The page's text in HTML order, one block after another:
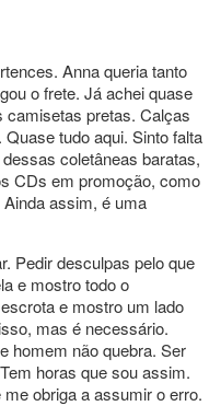
Anna queria tanto
o frete. Já achei quase
pretas. Calças
tudo aqui. Sinto falta
coletâneas baratas,
CDs em promoção, como
assim, é uma
Pedir desculpas pelo que
e mostro todo o
e mostro um lado
mas é necessário.
homem não quebra. Ser
horas que sou assim.
obriga a assumir o erro.